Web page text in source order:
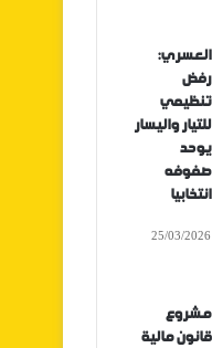
العسري:
رفض
تنظيمي
للتيار واليسار
يوحد
صفوفه
انتخابيا
25/03/2026
مشروع
قانون مالية